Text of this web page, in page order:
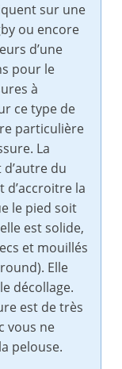
sur une
ou encore
d’une
pour le
à
ce type de
particulière
La
du
d’accroitre la
le pied soit
est solide,
et mouillés
Elle
décollage.
est de très
vous ne
pelouse.